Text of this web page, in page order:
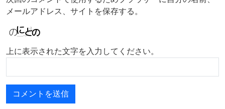
メールアドレス、サイトを保存する。
上に表示された文字を入力してください。